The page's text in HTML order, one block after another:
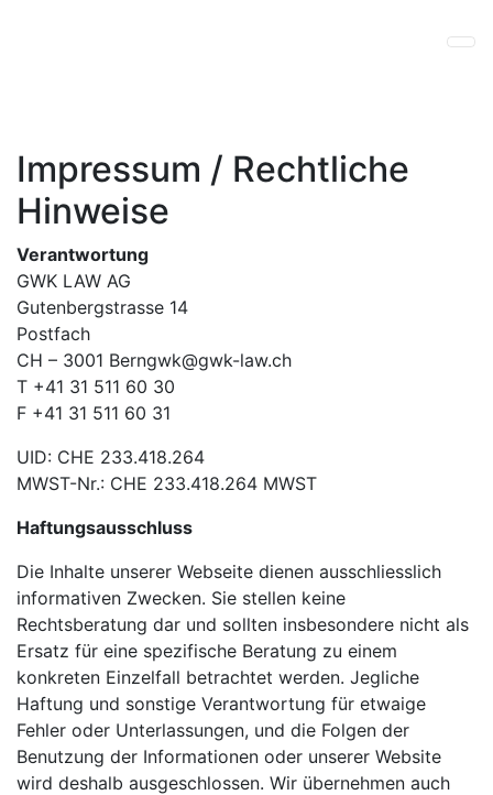
Impressum / Rechtliche
Hinweise
Verantwortung
GWK LAW AG
Gutenbergstrasse 14
Postfach
CH – 3001 Berngwk@gwk-law.ch
T +41 31 511 60 30
F +41 31 511 60 31
UID: CHE 233.418.264
MWST-Nr.: CHE 233.418.264 MWST
Haftungsausschluss
Die Inhalte unserer Webseite dienen ausschliesslich
informativen Zwecken. Sie stellen keine
Rechtsberatung dar und sollten insbesondere nicht als
Ersatz für eine spezifische Beratung zu einem
konkreten Einzelfall betrachtet werden. Jegliche
Haftung und sonstige Verantwortung für etwaige
Fehler oder Unterlassungen, und die Folgen der
Benutzung der Informationen oder unserer Website
wird deshalb ausgeschlossen. Wir übernehmen auch